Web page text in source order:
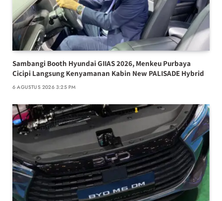
Sambangi Booth Hyundai GIIAS 2026, Menkeu Purbaya
Cicipi Langsung Kenyamanan Kabin New PALISADE Hybrid
6 AGUSTUS 2026 3:25 PM